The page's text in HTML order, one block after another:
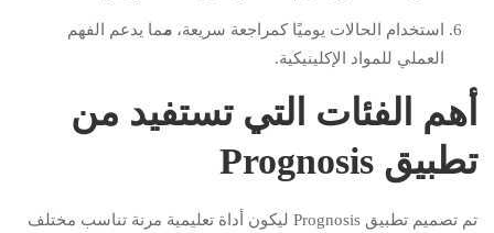
استخدام الحالات يوميًا كمراجعة سريعة، مما يدعم الفهم
العملي للمواد الإكلينيكية.
أهم الفئات التي تستفيد من
تطبيق Prognosis
تم تصميم تطبيق Prognosis ليكون أداة تعليمية مرنة تناسب مختلف